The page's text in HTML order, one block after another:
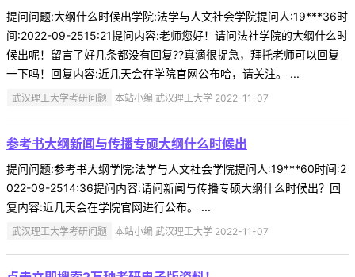
提问问题:大纲什么时候出学院:法学与人文社会学院提问人:19***36时
间:2022-09-2515:21提问内容:老师您好！请问法社学院的大纲什么时
候出呢！留言了好几条都没有回复??真滴很捉急，拜托老师可以回复
一下吗！回复内容:近几天会在学院官网公布哈，请关注。 ...
武汉理工大学考研问题 本站小编 武汉理工大学 2022-11-07
参考书大纲新闻与传播专硕大纲什么时候出
提问问题:参考书大纲学院:法学与人文社会学院提问人:19***60时间:2
022-09-2514:36提问内容:请问新闻与传播专硕大纲什么时候出？回
复内容:近几天会在学院官网进行公布。 ...
武汉理工大学考研问题 本站小编 武汉理工大学 2022-11-07